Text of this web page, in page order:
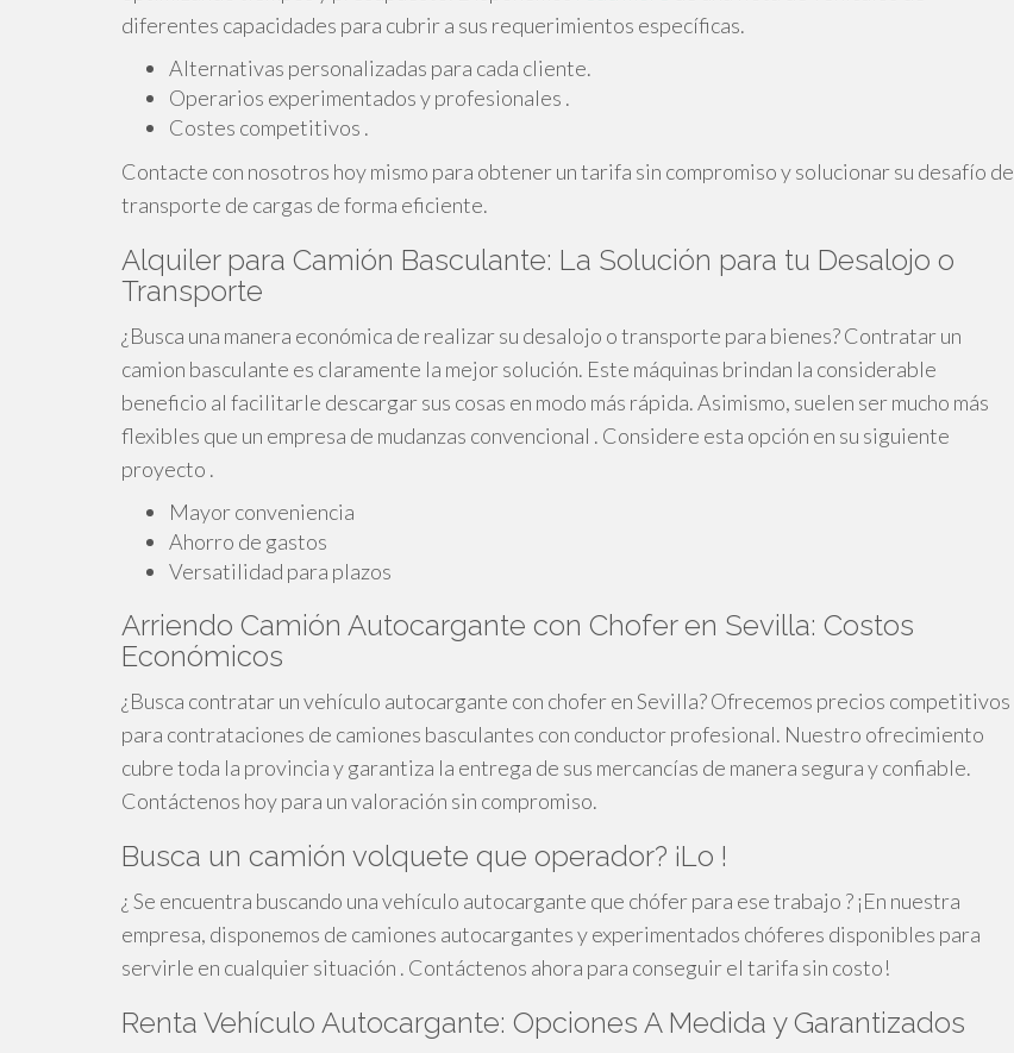
diferentes capacidades para cubrir a sus requerimientos específicas.
Alternativas personalizadas para cada cliente.
Operarios experimentados y profesionales .
Costes competitivos .
Contacte con nosotros hoy mismo para obtener un tarifa sin compromiso y solucionar su desafío de
transporte de cargas de forma eficiente.
Alquiler para Camión Basculante: La Solución para tu Desalojo o
Transporte
¿Busca una manera económica de realizar su desalojo o transporte para bienes? Contratar un
camion basculante es claramente la mejor solución. Este máquinas brindan la considerable
beneficio al facilitarle descargar sus cosas en modo más rápida. Asimismo, suelen ser mucho más
flexibles que un empresa de mudanzas convencional . Considere esta opción en su siguiente
proyecto .
Mayor conveniencia
Ahorro de gastos
Versatilidad para plazos
Arriendo Camión Autocargante con Chofer en Sevilla: Costos
Económicos
¿Busca contratar un vehículo autocargante con chofer en Sevilla? Ofrecemos precios competitivos
para contrataciones de camiones basculantes con conductor profesional. Nuestro ofrecimiento
cubre toda la provincia y garantiza la entrega de sus mercancías de manera segura y confiable.
Contáctenos hoy para un valoración sin compromiso.
Busca un camión volquete que operador? ¡Lo !
¿ Se encuentra buscando una vehículo autocargante que chófer para ese trabajo ? ¡En nuestra
empresa, disponemos de camiones autocargantes y experimentados chóferes disponibles para
servirle en cualquier situación . Contáctenos ahora para conseguir el tarifa sin costo!
Renta Vehículo Autocargante: Opciones A Medida y Garantizados